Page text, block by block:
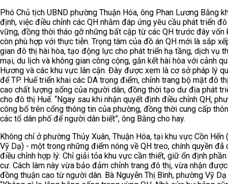
Phó Chủ tịch UBND phường Thuận Hóa, ông Phan Lương Bằng
định, việc điều chỉnh các QH nhằm đáp ứng yêu cầu phát triển
vững, đồng thời tháo gỡ những bất cập từ các QH trước đây vốn
còn phù hợp với thực tiễn. Trọng tâm của đồ án QH mới là sắp
gian đô thị hài hòa, tạo động lực cho phát triển hạ tầng, dịch vụ
mại, du lịch và không gian công cộng, gắn kết hài hòa với cảnh
Hương và các khu vực lân cận. Đây được xem là cơ sở pháp lý
để TP. Huế triển khai các DA trọng điểm, chỉnh trang bộ mặt đô
cao chất lượng sống của người dân, đồng thời tạo dư địa phát
cho đô thị Huế. “Ngay sau khi nhận quyết định điều chỉnh QH,
công bố trên cổng thông tin của phường, đồng thời cung cấp
các tổ dân phố để người dân biết”, ông Bằng cho hay.
Không chỉ ở phường Thủy Xuân, Thuận Hóa, tại khu vực Cồn Hến
Vỹ Dạ) - một trong những điểm nóng về QH treo, chính quyền đã
điều chỉnh hợp lý: Chỉ giải tỏa khu vực cần thiết, giữ ổn định
cư. Cách làm này vừa bảo đảm chỉnh trang đô thị, vừa nhận
đồng thuận cao từ người dân. Bà Nguyễn Thị Bình, phường Vỹ